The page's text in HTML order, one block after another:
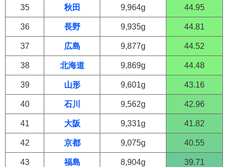
35 秋田 9,964g 44.95
36 長野 9,935g 44.81
37 広島 9,877g 44.52
38 北海道 9,869g 44.48
39 山形 9,601g 43.16
40 石川 9,562g 42.96
41 大阪 9,331g 41.82
42 京都 9,075g 40.55
43 福島 8,904g 39.71